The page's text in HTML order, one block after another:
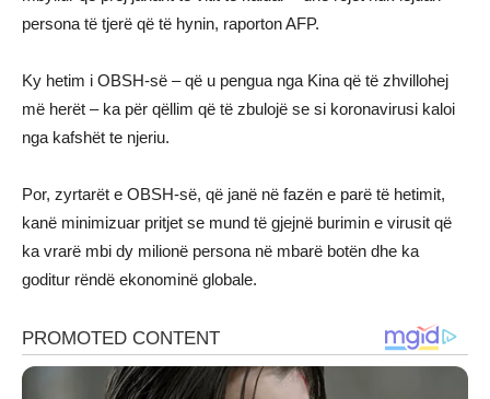
persona të tjerë që të hynin, raporton AFP.
Ky hetim i OBSH-së – që u pengua nga Kina që të zhvillohej
më herët – ka për qëllim që të zbulojë se si koronavirusi kaloi
nga kafshët te njeriu.
Por, zyrtarët e OBSH-së, që janë në fazën e parë të hetimit,
kanë minimizuar pritjet se mund të gjejnë burimin e virusit që
ka vrarë mbi dy milionë persona në mbarë botën dhe ka
goditur rëndë ekonominë globale.